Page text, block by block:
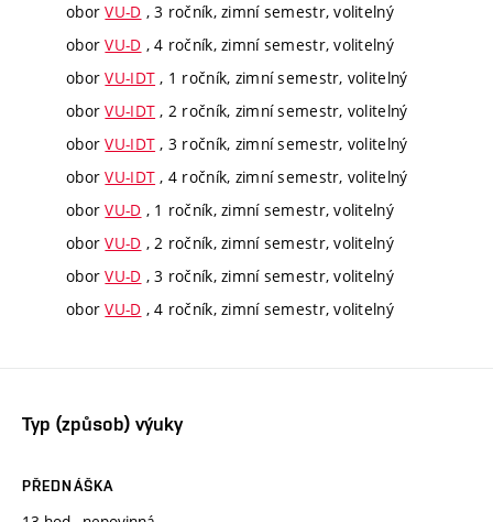
oborVU-D , 3 ročník, zimní semestr, volitelný
oborVU-D , 4 ročník, zimní semestr, volitelný
oborVU-IDT , 1 ročník, zimní semestr, volitelný
oborVU-IDT , 2 ročník, zimní semestr, volitelný
oborVU-IDT , 3 ročník, zimní semestr, volitelný
oborVU-IDT , 4 ročník, zimní semestr, volitelný
oborVU-D , 1 ročník, zimní semestr, volitelný
oborVU-D , 2 ročník, zimní semestr, volitelný
oborVU-D , 3 ročník, zimní semestr, volitelný
oborVU-D , 4 ročník, zimní semestr, volitelný
Typ (způsob) výuky
PŘEDNÁŠKA